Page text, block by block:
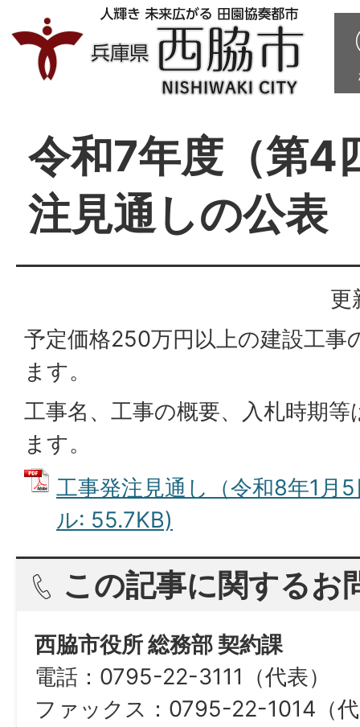
令和7年度（第4
注見通しの公表
更
予定価格250万円以上の建設工事
ます。
工事名、工事の概要、入札時期
ます。
工事発注見通し（令和8年1月
ル: 55.7KB)
この記事に関するお
西脇市役所 総務部 契約課
電話：0795-22-3111（代表）
ファックス：0795-22-1014（